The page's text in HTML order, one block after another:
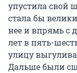
упустила свой
стала бы
нее и впрямь с
лет в пять-
улицу
Дальше были